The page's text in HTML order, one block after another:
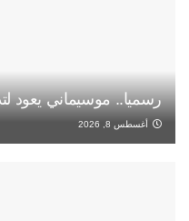
رسميا.. موسيماني يعود
أغسطس 8, 2026